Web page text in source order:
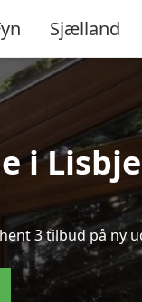
Sjælland
i
3 tilbud på ny